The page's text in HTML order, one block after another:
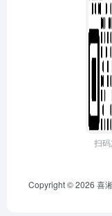
扫
Copyright © 2026 喜